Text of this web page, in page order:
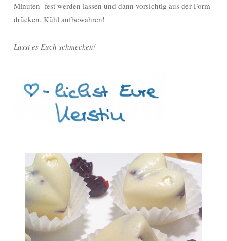
Minuten- fest werden lassen und dann vorsichtig aus der Form
drücken. Kühl aufbewahren!
Lasst es Euch schmecken!